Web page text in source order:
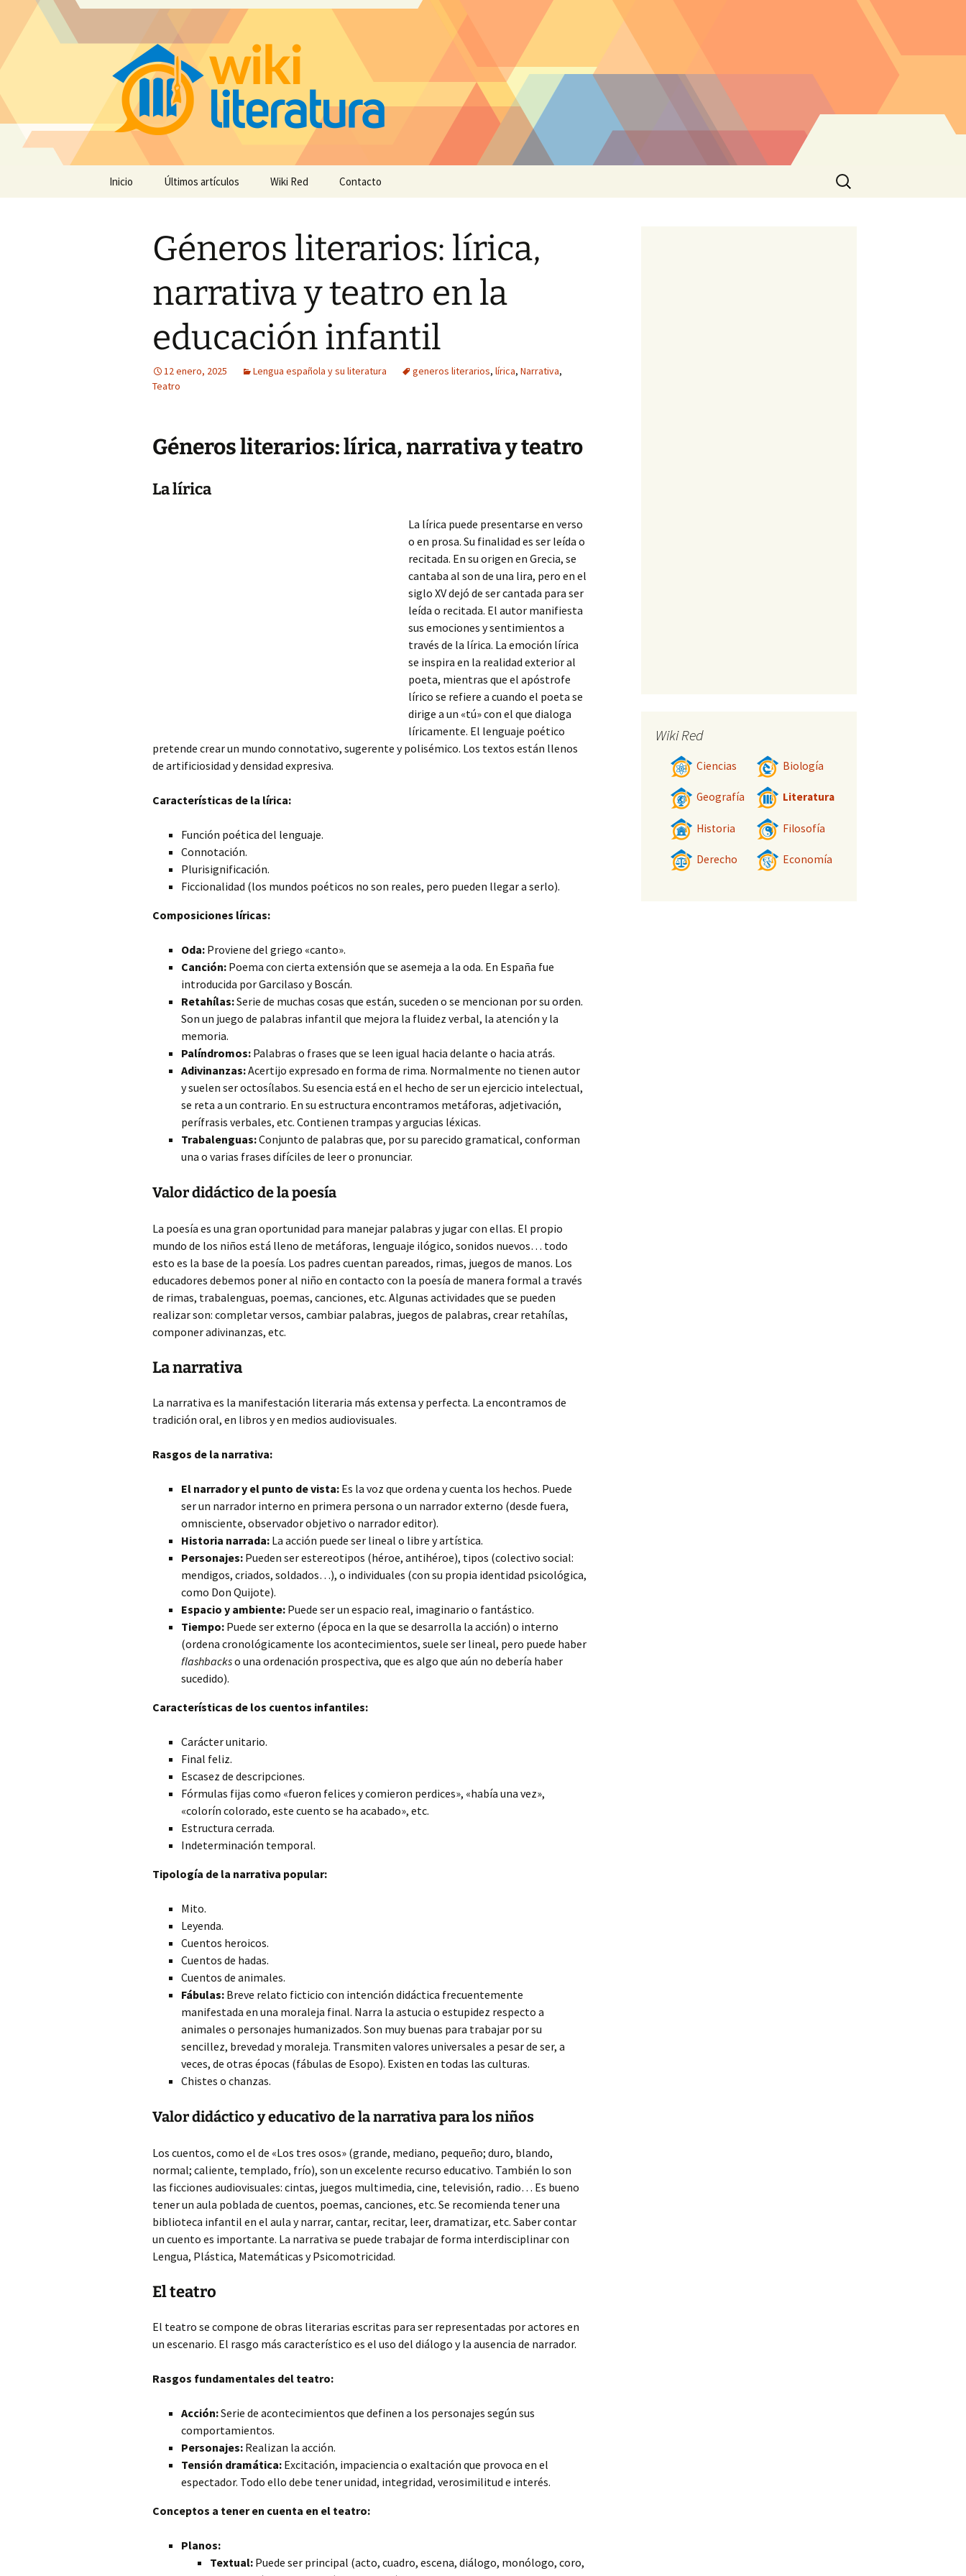
Inicio Últimos artículos Wiki Red Contacto
Buscar:
Géneros literarios: lírica,
narrativa y teatro en la
educación infantil
12 enero, 2025 Lengua española y su literatura generos literarios, lírica, Narrativa,
Teatro
Géneros literarios: lírica, narrativa y teatro
La lírica
La lírica puede presentarse en verso
o en prosa. Su finalidad es ser leída o
recitada. En su origen en Grecia, se
cantaba al son de una lira, pero en el
siglo XV dejó de ser cantada para ser
leída o recitada. El autor manifiesta
sus emociones y sentimientos a
través de la lírica. La emoción lírica
se inspira en la realidad exterior al
poeta, mientras que el apóstrofe
lírico se refiere a cuando el poeta se
dirige a un «tú» con el que dialoga
líricamente. El lenguaje poético
pretende crear un mundo connotativo, sugerente y polisémico. Los textos están llenos
de artificiosidad y densidad expresiva.
Características de la lírica:
Función poética del lenguaje.
Connotación.
Plurisignificación.
Ficcionalidad (los mundos poéticos no son reales, pero pueden llegar a serlo).
Composiciones líricas:
Oda: Proviene del griego «canto».
Canción: Poema con cierta extensión que se asemeja a la oda. En España fue
introducida por Garcilaso y Boscán.
Retahílas:Serie de muchas cosas que están, suceden o se mencionan por su orden.
Son un juego de palabras infantil que mejora la fluidez verbal, la atención y la
memoria.
Palíndromos: Palabras o frases que se leen igual hacia delante o hacia atrás.
Adivinanzas:Acertijo expresado en forma de rima. Normalmente no tienen autor
y suelen ser octosílabos. Su esencia está en el hecho de ser un ejercicio intelectual,
se reta a un contrario. En su estructura encontramos metáforas, adjetivación,
perífrasis verbales, etc. Contienen trampas y argucias léxicas.
Trabalenguas:Conjunto de palabras que, por su parecido gramatical, conforman
una o varias frases difíciles de leer o pronunciar.
Valor didáctico de la poesía
La poesía es una gran oportunidad para manejar palabras y jugar con ellas. El propio
mundo de los niños está lleno de metáforas, lenguaje ilógico, sonidos nuevos… todo
esto es la base de la poesía. Los padres cuentan pareados, rimas, juegos de manos. Los
educadores debemos poner al niño en contacto con la poesía de manera formal a través
de rimas, trabalenguas, poemas, canciones, etc. Algunas actividades que se pueden
realizar son: completar versos, cambiar palabras, juegos de palabras, crear retahílas,
componer adivinanzas, etc.
La narrativa
La narrativa es la manifestación literaria más extensa y perfecta. La encontramos de
tradición oral, en libros y en medios audiovisuales.
Rasgos de la narrativa:
El narrador y el punto de vista: Es la voz que ordena y cuenta los hechos. Puede
ser un narrador interno en primera persona o un narrador externo (desde fuera,
omnisciente, observador objetivo o narrador editor).
Historia narrada: La acción puede ser lineal o libre y artística.
Personajes: Pueden ser estereotipos (héroe, antihéroe), tipos (colectivo social:
mendigos, criados, soldados…), o individuales (con su propia identidad psicológica,
como Don Quijote).
Espacio y ambiente: Puede ser un espacio real, imaginario o fantástico.
Tiempo: Puede ser externo (época en la que se desarrolla la acción) o interno
(ordena cronológicamente los acontecimientos, suele ser lineal, pero puede haber
flashbackso una ordenación prospectiva, que es algo que aún no debería haber
sucedido).
Características de los cuentos infantiles:
Carácter unitario.
Final feliz.
Escasez de descripciones.
Fórmulas fijas como «fueron felices y comieron perdices», «había una vez»,
«colorín colorado, este cuento se ha acabado», etc.
Estructura cerrada.
Indeterminación temporal.
Tipología de la narrativa popular:
Mito.
Leyenda.
Cuentos heroicos.
Cuentos de hadas.
Cuentos de animales.
Fábulas: Breve relato ficticio con intención didáctica frecuentemente
manifestada en una moraleja final. Narra la astucia o estupidez respecto a
animales o personajes humanizados. Son muy buenas para trabajar por su
sencillez, brevedad y moraleja. Transmiten valores universales a pesar de ser, a
veces, de otras épocas (fábulas de Esopo). Existen en todas las culturas.
Chistes o chanzas.
Valor didáctico y educativo de la narrativa para los niños
Los cuentos, como el de «Los tres osos» (grande, mediano, pequeño; duro, blando,
normal; caliente, templado, frío), son un excelente recurso educativo. También lo son
las ficciones audiovisuales: cintas, juegos multimedia, cine, televisión, radio… Es bueno
tener un aula poblada de cuentos, poemas, canciones, etc. Se recomienda tener una
biblioteca infantil en el aula y narrar, cantar, recitar, leer, dramatizar, etc. Saber contar
un cuento es importante. La narrativa se puede trabajar de forma interdisciplinar con
Lengua, Plástica, Matemáticas y Psicomotricidad.
El teatro
El teatro se compone de obras literarias escritas para ser representadas por actores en
un escenario. El rasgo más característico es el uso del diálogo y la ausencia de narrador.
Rasgos fundamentales del teatro:
Acción:Serie de acontecimientos que definen a los personajes según sus
comportamientos.
Personajes: Realizan la acción.
Tensión dramática: Excitación, impaciencia o exaltación que provoca en el
espectador. Todo ello debe tener unidad, integridad, verosimilitud e interés.
Conceptos a tener en cuenta en el teatro:
Planos:
Textual: Puede ser principal (acto, cuadro, escena, diálogo, monólogo, coro,
Wiki Red
Ciencias Biología
Geografía Literatura
Historia Filosofía
Derecho Economía